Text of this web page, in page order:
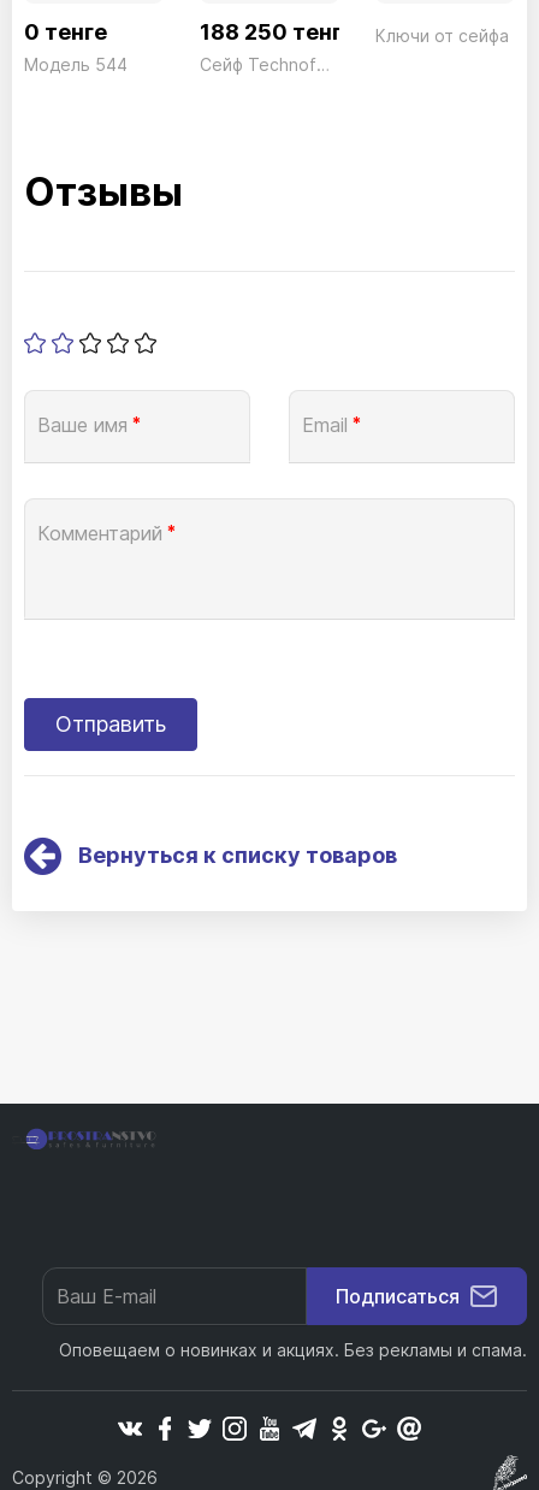
0 тенге
Модель 544
188 250 тенге
Сейф Technofort Key DK/7 Ключ серый Technomax 34,5кг
Ключи от сейфа
Отзывы
Ваше имя * Email *
Комментарий *
Вернуться к списку товаров
Подписаться
Оповещаем о новинках и акциях. Без рекламы и спама.
Copyright © 2026